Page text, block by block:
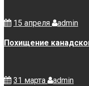
15 апреля admin
Похищение
31 марта admin